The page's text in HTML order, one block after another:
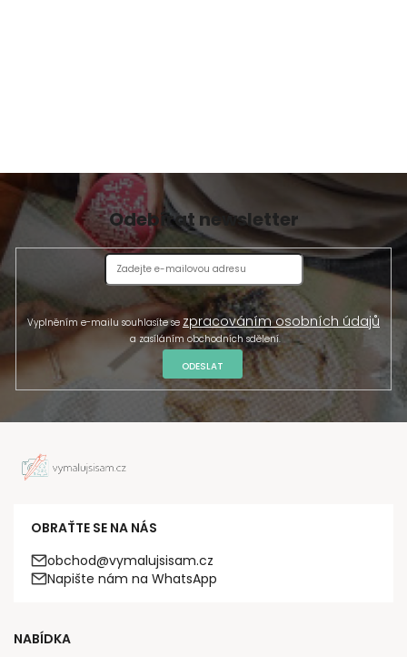
Odebírat newsletter
Vyplněním e-mailu souhlasíte se zpracováním osobních údajů
a zasíláním obchodních sdělení.
ODESLAT
OBRAŤTE SE NA NÁS
obchod@vymalujsisam.cz
Napište nám na WhatsApp
NABÍDKA